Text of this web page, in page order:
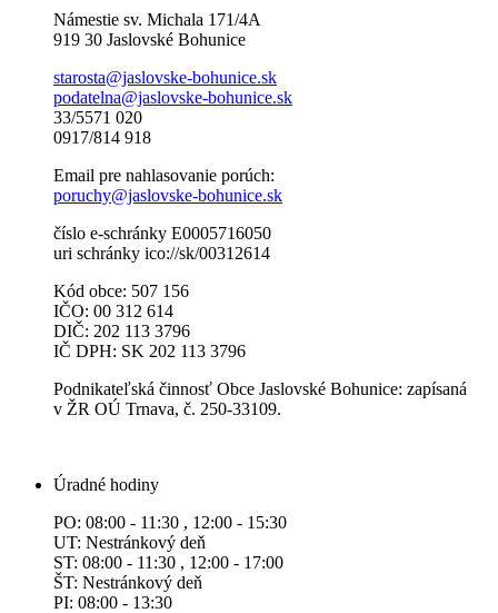
Námestie sv. Michala 171/4A
919 30 Jaslovské Bohunice
starosta@jaslovske-bohunice.sk
podatelna@jaslovske-bohunice.sk
33/5571 020
0917/814 918
Email pre nahlasovanie porúch:
poruchy@jaslovske-bohunice.sk
číslo e-schránky E0005716050
uri schránky ico://sk/00312614
Kód obce: 507 156
IČO: 00 312 614
DIČ: 202 113 3796
IČ DPH: SK 202 113 3796
Podnikateľská činnosť Obce Jaslovské Bohunice: zapísaná
v ŽR OÚ Trnava, č. 250-33109.
Úradné hodiny
PO: 08:00 - 11:30 , 12:00 - 15:30
UT: Nestránkový deň
ST: 08:00 - 11:30 , 12:00 - 17:00
ŠT: Nestránkový deň
PI: 08:00 - 13:30